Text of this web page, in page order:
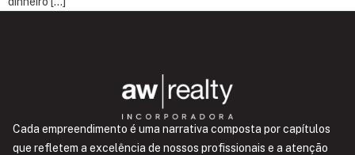
Cada empreendimento é uma narrativa composta por capítulos
que refletem a excelência de nossos profissionais e a atenção